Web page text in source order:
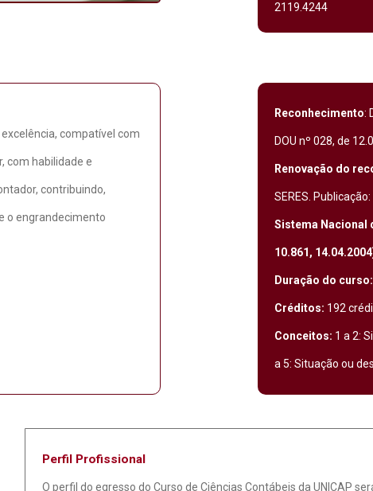
2119.4244
compatível com
com habilidade e
contribuindo,
o engrandecimento
Reconhecimento:
DOU nº 028, de
Renovação do
SERES.
Sistema Nacional
10.861,
Duração do curso:
Créditos: 192
Conceitos: 1 a 2:
a 5: Situação ou
Perfil Profissional
O perfil do egresso do Curso de Ciências Contábeis da UNICAP